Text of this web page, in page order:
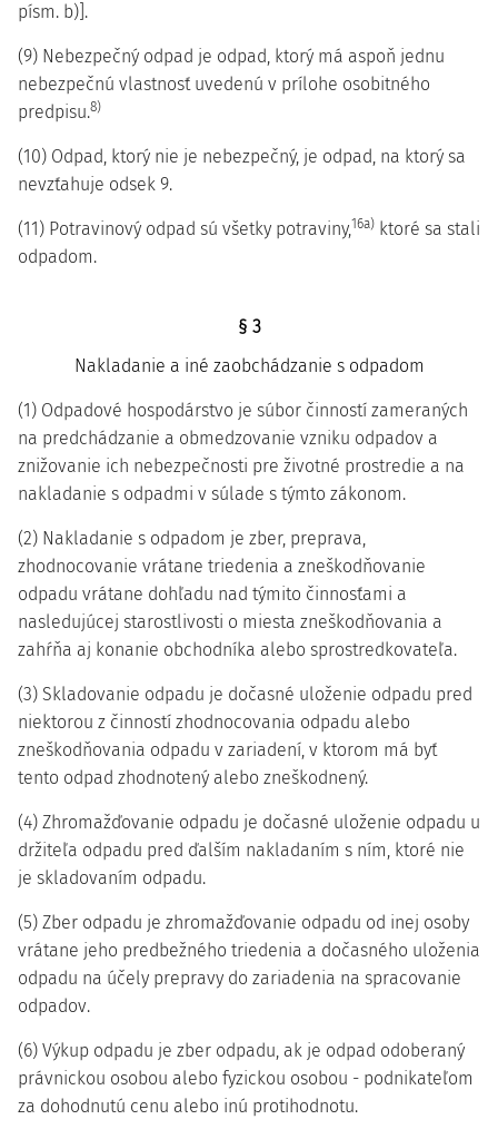
písm. b)].
(9) Nebezpečný odpad je odpad, ktorý má aspoň jednu
nebezpečnú vlastnosť uvedenú v prílohe osobitného
predpisu.8)
(10) Odpad, ktorý nie je nebezpečný, je odpad, na ktorý sa
nevzťahuje odsek 9.
(11) Potravinový odpad sú všetky potraviny,16a) ktoré sa stali
odpadom.
§ 3
Nakladanie a iné zaobchádzanie s odpadom
(1) Odpadové hospodárstvo je súbor činností zameraných
na predchádzanie a obmedzovanie vzniku odpadov a
znižovanie ich nebezpečnosti pre životné prostredie a na
nakladanie s odpadmi v súlade s týmto zákonom.
(2) Nakladanie s odpadom je zber, preprava,
zhodnocovanie vrátane triedenia a zneškodňovanie
odpadu vrátane dohľadu nad týmito činnosťami a
nasledujúcej starostlivosti o miesta zneškodňovania a
zahŕňa aj konanie obchodníka alebo sprostredkovateľa.
(3) Skladovanie odpadu je dočasné uloženie odpadu pred
niektorou z činností zhodnocovania odpadu alebo
zneškodňovania odpadu v zariadení, v ktorom má byť
tento odpad zhodnotený alebo zneškodnený.
(4) Zhromažďovanie odpadu je dočasné uloženie odpadu u
držiteľa odpadu pred ďalším nakladaním s ním, ktoré nie
je skladovaním odpadu.
(5) Zber odpadu je zhromažďovanie odpadu od inej osoby
vrátane jeho predbežného triedenia a dočasného uloženia
odpadu na účely prepravy do zariadenia na spracovanie
odpadov.
(6) Výkup odpadu je zber odpadu, ak je odpad odoberaný
právnickou osobou alebo fyzickou osobou - podnikateľom
za dohodnutú cenu alebo inú protihodnotu.